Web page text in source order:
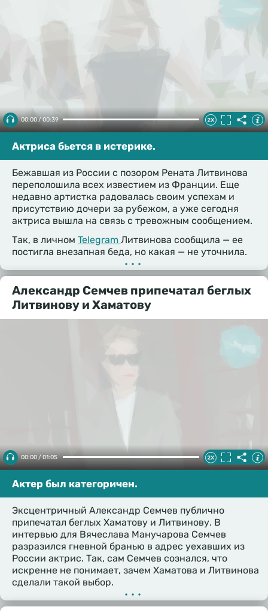
00:00 / 00:39
Актриса бьется в истерике.
Бежавшая из России с позором Рената Литвинова
переполошила всех известием из Франции. Еще
недавно артистка радовалась своим успехам и
присутствию дочери за рубежом, а уже сегодня
актриса вышла на связь с тревожным сообщением.
Так, в личном Telegram Литвинова сообщила — ее
постигла внезапная беда, но какая — не уточнила.
•••
Александр Семчев припечатал беглых
Литвинову и Хаматову
00:00 / 01:05
Актер был категоричен.
Эксцентричный Александр Семчев публично
припечатал беглых Хаматову и Литвинову. В
интервью для Вячеслава Манучарова Семчев
разразился гневной бранью в адрес уехавших из
России актрис. Так, сам Семчев сознался, что
искренне не понимает, зачем Хаматова и Литвинова
сделали такой выбор.
•••